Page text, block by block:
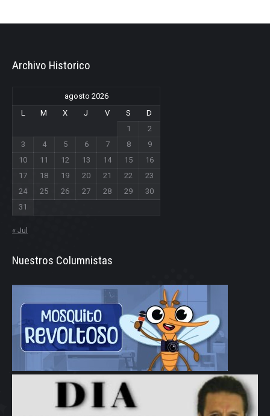
Archivo Historico
agosto 2026
L
M X J V S
D
1
2
3
4 5 6 7 8
9
10
11 12 13 14 15
16
17
18 19 20 21 22
23
24
25 26 27 28 29
30
31
« Jul
Nuestros Columnistas